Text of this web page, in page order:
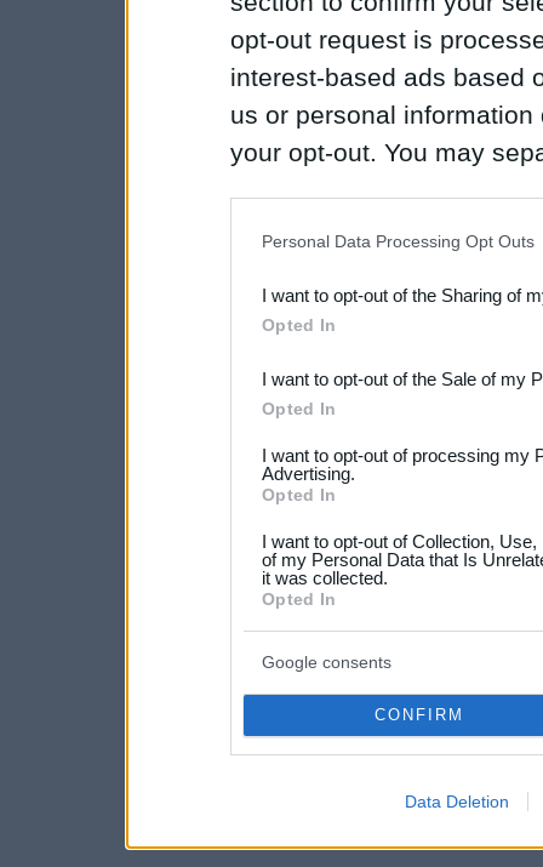
opt-out request is
interest-based ads based
us or personal
your opt-out. You may
Downstream Participants
third parties.
Please note that this
not limited to your visit or
grant or deny consent to
your data for below
consent section.
Personal Data Processing Opt Outs
I want to opt-out of the Sharing of
Opted In
I want to opt-out of the Sale of my
Opted In
I want to opt-out of processing my
Advertising.
Opted In
I want to opt-out of Collection,
of my Personal Data that Is
it was collected.
Opted In
Google consents
CONFIRM
Data Deletion